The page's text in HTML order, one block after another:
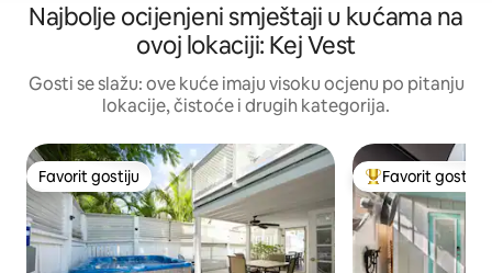
Najbolje ocijenjeni smještaji u kućama na
ovoj lokaciji: Kej Vest
Gosti se slažu: ove kuće imaju visoku ocjenu po pitanju
lokacije, čistoće i drugih kategorija.
Favorit gostiju
Favorit gostiju Glavni favorit
Favorit gostiju